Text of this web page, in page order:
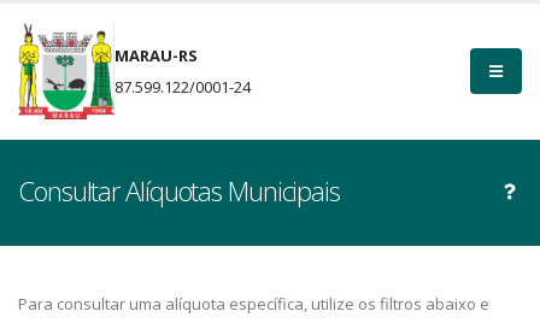
MARAU-RS
87.599.122/0001-24
Consultar Alíquotas Municipais
Para consultar uma alíquota específica, utilize os filtros abaixo e